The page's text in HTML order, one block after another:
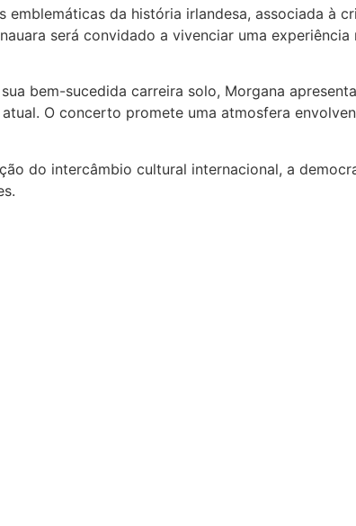
da história irlandesa, associada à
será convidado a vivenciar uma
bem-sucedida carreira solo, Morgana
O concerto promete uma atmosfera
do intercâmbio cultural internacional, a